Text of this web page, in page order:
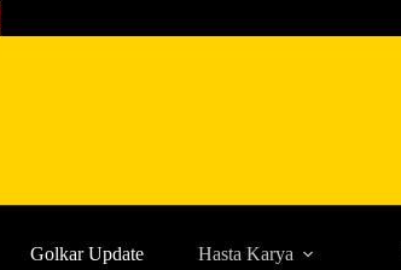
Golkar Update Hasta Karya